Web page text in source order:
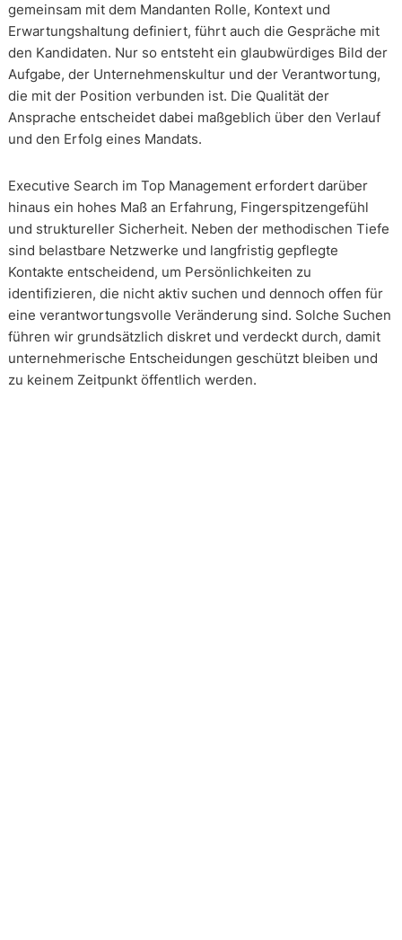
gemeinsam mit dem Mandanten Rolle, Kontext und
Erwartungshaltung definiert, führt auch die Gespräche mit
den Kandidaten. Nur so entsteht ein glaubwürdiges Bild der
Aufgabe, der Unternehmenskultur und der Verantwortung,
die mit der Position verbunden ist. Die Qualität der
Ansprache entscheidet dabei maßgeblich über den Verlauf
und den Erfolg eines Mandats.
Executive Search im Top Management erfordert darüber
hinaus ein hohes Maß an Erfahrung, Fingerspitzengefühl
und struktureller Sicherheit. Neben der methodischen Tiefe
sind belastbare Netzwerke und langfristig gepflegte
Kontakte entscheidend, um Persönlichkeiten zu
identifizieren, die nicht aktiv suchen und dennoch offen für
eine verantwortungsvolle Veränderung sind. Solche Suchen
führen wir grundsätzlich diskret und verdeckt durch, damit
unternehmerische Entscheidungen geschützt bleiben und
zu keinem Zeitpunkt öffentlich werden.